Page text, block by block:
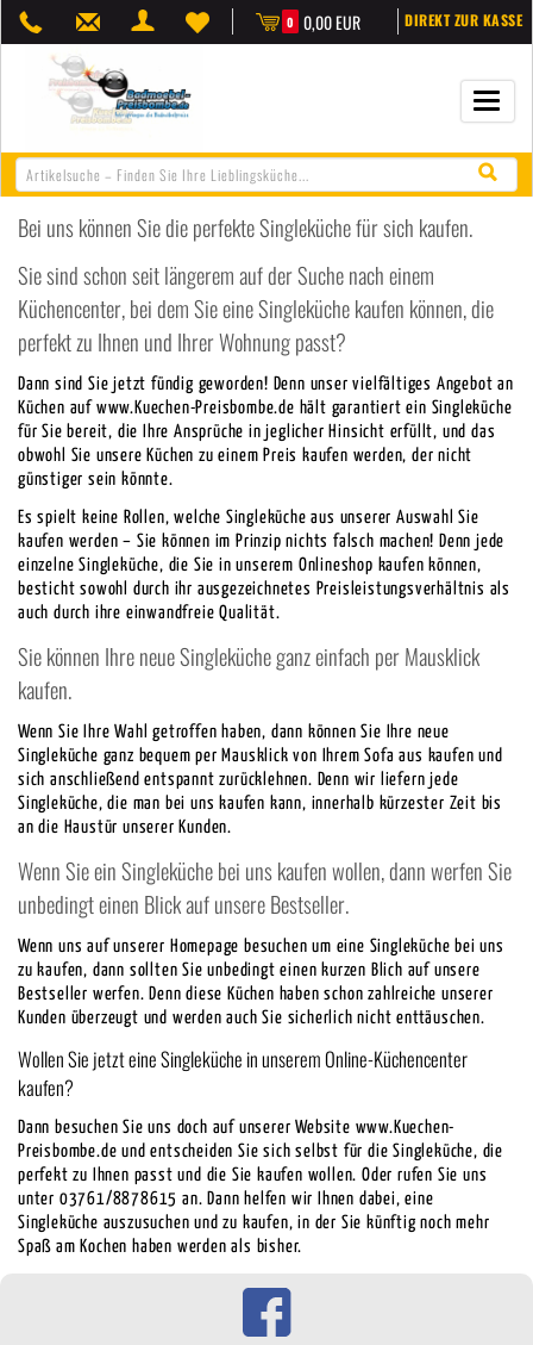
0,00 EUR
0 DIREKT ZUR KASSE
Bei uns können Sie die perfekte Singleküche für sich kaufen.
Sie sind schon seit längerem auf der Suche nach einem
Küchencenter, bei dem Sie eine Singleküche kaufen können, die
perfekt zu Ihnen und Ihrer Wohnung passt?
Dann sind Sie jetzt fündig geworden! Denn unser vielfältiges Angebot an
Küchen auf www.Kuechen-Preisbombe.de hält garantiert ein Singleküche
für Sie bereit, die Ihre Ansprüche in jeglicher Hinsicht erfüllt, und das
obwohl Sie unsere Küchen zu einem Preis kaufen werden, der nicht
günstiger sein könnte.
Es spielt keine Rollen, welche Singleküche aus unserer Auswahl Sie
kaufen werden – Sie können im Prinzip nichts falsch machen! Denn jede
einzelne Singleküche, die Sie in unserem Onlineshop kaufen können,
besticht sowohl durch ihr ausgezeichnetes Preisleistungsverhältnis als
auch durch ihre einwandfreie Qualität.
Sie können Ihre neue Singleküche ganz einfach per Mausklick
kaufen.
Wenn Sie Ihre Wahl getroffen haben, dann können Sie Ihre neue
Singleküche ganz bequem per Mausklick von Ihrem Sofa aus kaufen und
sich anschließend entspannt zurücklehnen. Denn wir liefern jede
Singleküche, die man bei uns kaufen kann, innerhalb kürzester Zeit bis
an die Haustür unserer Kunden.
Wenn Sie ein Singleküche bei uns kaufen wollen, dann werfen Sie
unbedingt einen Blick auf unsere Bestseller.
Wenn uns auf unserer Homepage besuchen um eine Singleküche bei uns
zu kaufen, dann sollten Sie unbedingt einen kurzen Blich auf unsere
Bestseller werfen. Denn diese Küchen haben schon zahlreiche unserer
Kunden überzeugt und werden auch Sie sicherlich nicht enttäuschen.
Wollen Sie jetzt eine Singleküche in unserem Online-Küchencenter
kaufen?
Dann besuchen Sie uns doch auf unserer Website www.Kuechen-
Preisbombe.de und entscheiden Sie sich selbst für die Singleküche, die
perfekt zu Ihnen passt und die Sie kaufen wollen. Oder rufen Sie uns
unter 03761/8878615 an. Dann helfen wir Ihnen dabei, eine
Singleküche auszusuchen und zu kaufen, in der Sie künftig noch mehr
Spaß am Kochen haben werden als bisher.